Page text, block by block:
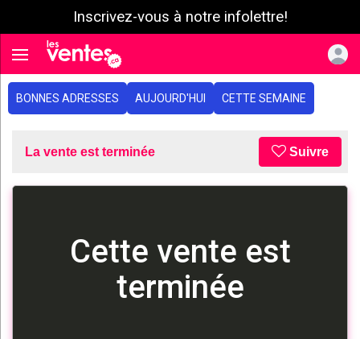
Inscrivez-vous à notre infolettre!
Toggle navigation
BONNES ADRESSES AUJOURD'HUI CETTE SEMAINE
La vente est terminée Suivre
Cette vente est
terminée